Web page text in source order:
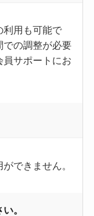
利用も可能で
での調整が必要
員サポートにお
できません。
。